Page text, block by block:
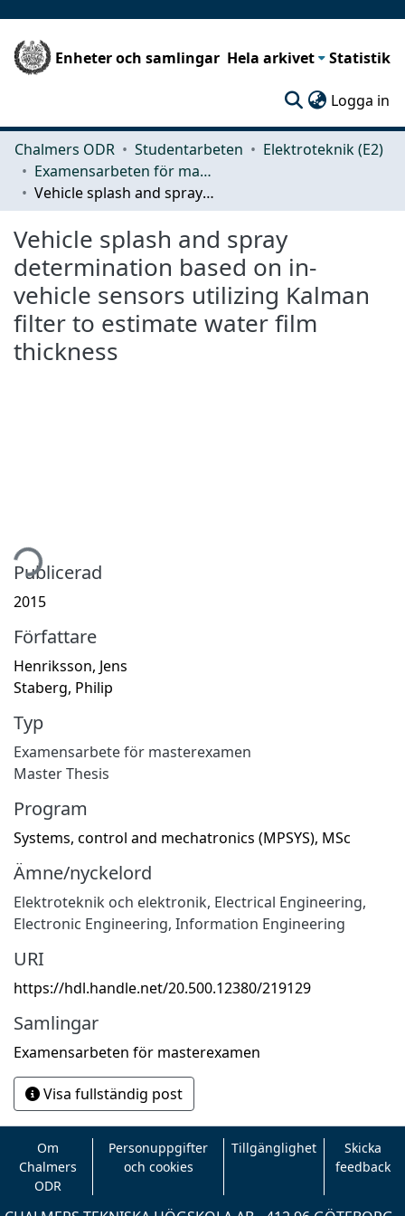
Enheter och samlingar Hela arkivet Statistik
Logga in
Chalmers ODR Studentarbeten
Elektroteknik (E2)
Examensarbeten för masterexamen
Vehicle splash and spray determination based on in-vehicle sensors utilizing Kalman filter to estimate water film thickness
Vehicle splash and spray
determination based on in-
vehicle sensors utilizing Kalman
filter to estimate water film
thickness
Publicerad
2015
Författare
Henriksson, Jens
Staberg, Philip
Typ
Examensarbete för masterexamen
Master Thesis
Program
Systems, control and mechatronics (MPSYS), MSc
Ämne/nyckelord
Elektroteknik och elektronik, Electrical Engineering,
Electronic Engineering, Information Engineering
URI
https://hdl.handle.net/20.500.12380/219129
Samlingar
Examensarbeten för masterexamen
Visa fullständig post
Om
Chalmers
ODR
Personuppgifter
och cookies
Tillgänglighet
Skicka
feedback